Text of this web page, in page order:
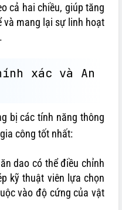
cả hai chiều, giúp tăng
và mang lại sự linh hoạt
xác và An
bị các tính năng thông
công tốt nhất:
dao có thể điều chỉnh
kỹ thuật viên lựa chọn
vào độ cứng của vật